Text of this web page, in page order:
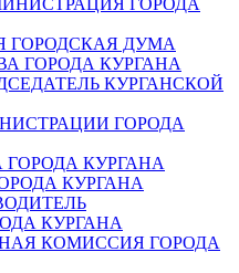
ГОРОДСКАЯ ДУМА
ГОРОДА КУРГАНА
КУРГАНСКОЙ
ГОРОДА
КУРГАНА
КУРГАНА
КУРГАНА
КОМИССИЯ ГОРОДА